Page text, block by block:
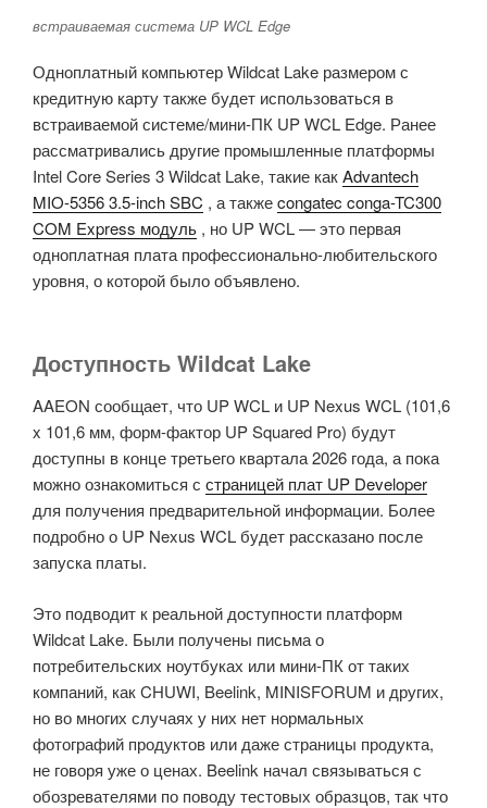
встраиваемая система UP WCL Edge
Одноплатный компьютер Wildcat Lake размером с
кредитную карту также будет использоваться в
встраиваемой системе/мини-ПК UP WCL Edge. Ранее
рассматривались другие промышленные платформы
Intel Core Series 3 Wildcat Lake, такие какAdvantech
MIO-5356 3.5-inch SBC , а такжеcongatec conga-TC300
COM Express модуль , но UP WCL — это первая
одноплатная плата профессионально-любительского
уровня, о которой было объявлено.
Доступность Wildcat Lake
AAEON сообщает, что UP WCL и UP Nexus WCL (101,6
x 101,6 мм, форм-фактор UP Squared Pro) будут
доступны в конце третьего квартала 2026 года, а пока
можно ознакомиться с страницей плат UP Developer
для получения предварительной информации. Более
подробно о UP Nexus WCL будет рассказано после
запуска платы.
Это подводит к реальной доступности платформ
Wildcat Lake. Были получены письма о
потребительских ноутбуках или мини-ПК от таких
компаний, как CHUWI, Beelink, MINISFORUM и других,
но во многих случаях у них нет нормальных
фотографий продуктов или даже страницы продукта,
не говоря уже о ценах. Beelink начал связываться с
обозревателями по поводу тестовых образцов, так что